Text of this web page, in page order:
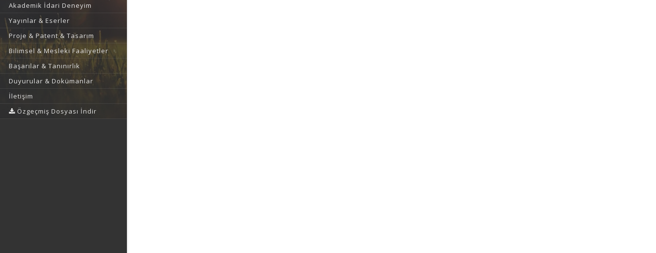
Akademik İdari Deneyim
Yayınlar & Eserler
Proje & Patent & Tasarım
Bilimsel & Mesleki Faaliyetler
Başarılar & Tanınırlık
Duyurular & Dokümanlar
İletişim
Özgeçmiş Dosyası İndir